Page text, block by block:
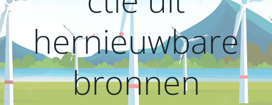
hernieuwbare
bronnen